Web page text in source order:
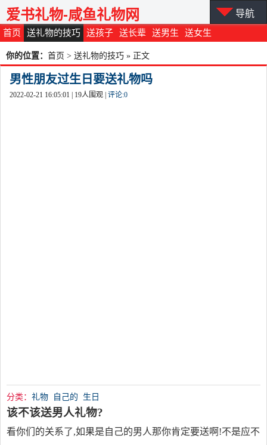
首页 送礼物的技巧 送孩子 送长辈 送男生 送女生
爱书礼物-咸鱼礼物网 导航
你的位置： 首页 > 送礼物的技巧 » 正文
男性朋友过生日要送礼物吗
2022-02-21 16:05:01 | 19人围观 | 评论:0
分类： 礼物 自己的 生日
该不该送男人礼物?
看你们的关系了,如果是自己的男人那你肯定要送啊!不是应不